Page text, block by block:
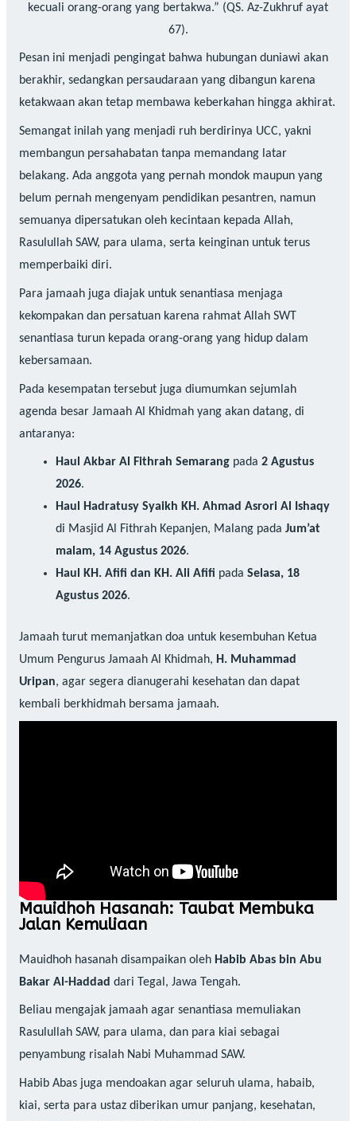
kecuali orang-orang yang bertakwa.” (QS. Az-Zukhruf ayat
67).
Pesan ini menjadi pengingat bahwa hubungan duniawi akan
berakhir, sedangkan persaudaraan yang dibangun karena
ketakwaan akan tetap membawa keberkahan hingga akhirat.
Semangat inilah yang menjadi ruh berdirinya UCC, yakni
membangun persahabatan tanpa memandang latar
belakang. Ada anggota yang pernah mondok maupun yang
belum pernah mengenyam pendidikan pesantren, namun
semuanya dipersatukan oleh kecintaan kepada Allah,
Rasulullah SAW, para ulama, serta keinginan untuk terus
memperbaiki diri.
Para jamaah juga diajak untuk senantiasa menjaga
kekompakan dan persatuan karena rahmat Allah SWT
senantiasa turun kepada orang-orang yang hidup dalam
kebersamaan.
Pada kesempatan tersebut juga diumumkan sejumlah
agenda besar Jamaah Al Khidmah yang akan datang, di
antaranya:
Haul Akbar Al Fithrah Semarang pada2 Agustus
2026.
Haul Hadratusy Syaikh KH. Ahmad Asrori Al Ishaqy
di Masjid Al Fithrah Kepanjen, Malang padaJum’at
malam, 14 Agustus 2026.
Haul KH. Afifi dan KH. Ali Afifi padaSelasa, 18
Agustus 2026.
Jamaah turut memanjatkan doa untuk kesembuhan Ketua
Umum Pengurus Jamaah Al Khidmah, H. Muhammad
Uripan, agar segera dianugerahi kesehatan dan dapat
kembali berkhidmah bersama jamaah.
Mauidhoh Hasanah: Taubat Membuka
Jalan Kemuliaan
Mauidhoh hasanah disampaikan oleh Habib Abas bin Abu
Bakar Al-Haddad dari Tegal, Jawa Tengah.
Beliau mengajak jamaah agar senantiasa memuliakan
Rasulullah SAW, para ulama, dan para kiai sebagai
penyambung risalah Nabi Muhammad SAW.
Habib Abas juga mendoakan agar seluruh ulama, habaib,
kiai, serta para ustaz diberikan umur panjang, kesehatan,